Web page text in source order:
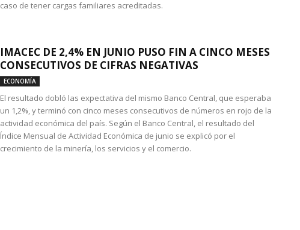
caso de tener cargas familiares acreditadas.
IMACEC DE 2,4% EN JUNIO PUSO FIN A CINCO MESES
CONSECUTIVOS DE CIFRAS NEGATIVAS
ECONOMÍA
El resultado dobló las expectativa del mismo Banco Central, que esperaba
un 1,2%, y terminó con cinco meses consecutivos de números en rojo de la
actividad económica del país. Según el Banco Central, el resultado del
Índice Mensual de Actividad Económica de junio se explicó por el
crecimiento de la minería, los servicios y el comercio.